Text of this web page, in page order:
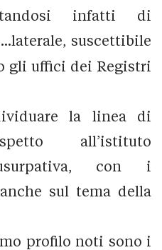
infatti di
...laterale, suscettibile
gli uffici dei Registri
la linea di
all’istituto
usurpativa, con i
sul tema della
profilo noti sono i